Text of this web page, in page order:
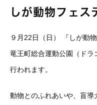
しが動物フェス
９月22日（日） 『しが動
竜王町総合運動公園（ド
行われます。
動物とのふれあいや、盲導